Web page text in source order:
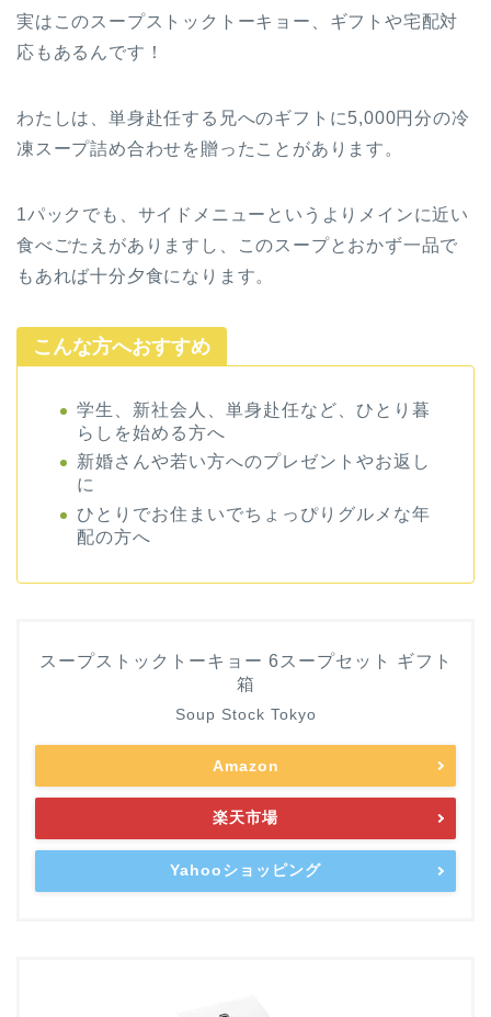
実はこのスープストックトーキョー、ギフトや宅配対
応もあるんです！
わたしは、単身赴任する兄へのギフトに5,000円分の冷
凍スープ詰め合わせを贈ったことがあります。
1パックでも、サイドメニューというよりメインに近い
食べごたえがありますし、このスープとおかず一品で
もあれば十分夕食になります。
こんな方へおすすめ
学生、新社会人、単身赴任など、ひとり暮
らしを始める方へ
新婚さんや若い方へのプレゼントやお返し
に
ひとりでお住まいでちょっぴりグルメな年
配の方へ
スープストックトーキョー 6スープセット ギフト
箱
Soup Stock Tokyo
Amazon
楽天市場
Yahooショッピング